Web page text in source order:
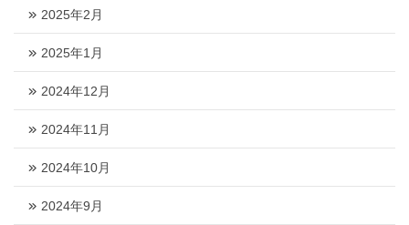
2025年2月
2025年1月
2024年12月
2024年11月
2024年10月
2024年9月